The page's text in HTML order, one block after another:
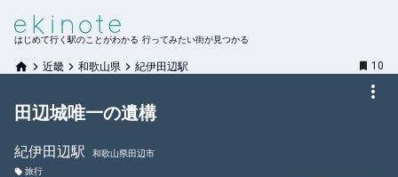
はじめて行く駅のことがわかる 行ってみたい街が見つかる
近畿 和歌山県 紀伊田辺駅 10
田辺城唯一の遺構
紀伊田辺駅
和歌山県田辺市
旅行